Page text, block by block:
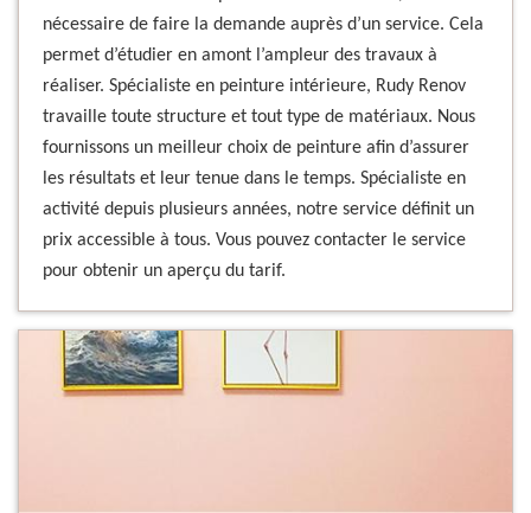
nécessaire de faire la demande auprès d’un service. Cela
permet d’étudier en amont l’ampleur des travaux à
réaliser. Spécialiste en peinture intérieure, Rudy Renov
travaille toute structure et tout type de matériaux. Nous
fournissons un meilleur choix de peinture afin d’assurer
les résultats et leur tenue dans le temps. Spécialiste en
activité depuis plusieurs années, notre service définit un
prix accessible à tous. Vous pouvez contacter le service
pour obtenir un aperçu du tarif.